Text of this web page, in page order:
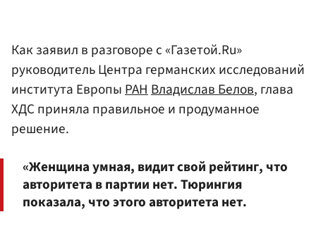
Как заявил в разговоре с «Газетой.Ru»
руководитель Центра германских исследований
института Европы РАН Владислав Белов, глава
ХДС приняла правильное и продуманное
решение.
«Женщина умная, видит свой рейтинг, что
авторитета в партии нет. Тюрингия
показала, что этого авторитета нет.